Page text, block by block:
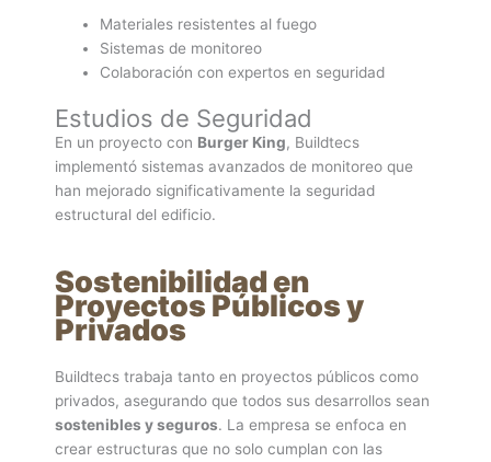
Materiales resistentes al fuego
Sistemas de monitoreo
Colaboración con expertos en seguridad
Estudios de Seguridad
En un proyecto con Burger King, Buildtecs
implementó sistemas avanzados de monitoreo que
han mejorado significativamente la seguridad
estructural del edificio.
Sostenibilidad en
Proyectos Públicos y
Privados
Buildtecs trabaja tanto en proyectos públicos como
privados, asegurando que todos sus desarrollos sean
sostenibles y seguros. La empresa se enfoca en
crear estructuras que no solo cumplan con las